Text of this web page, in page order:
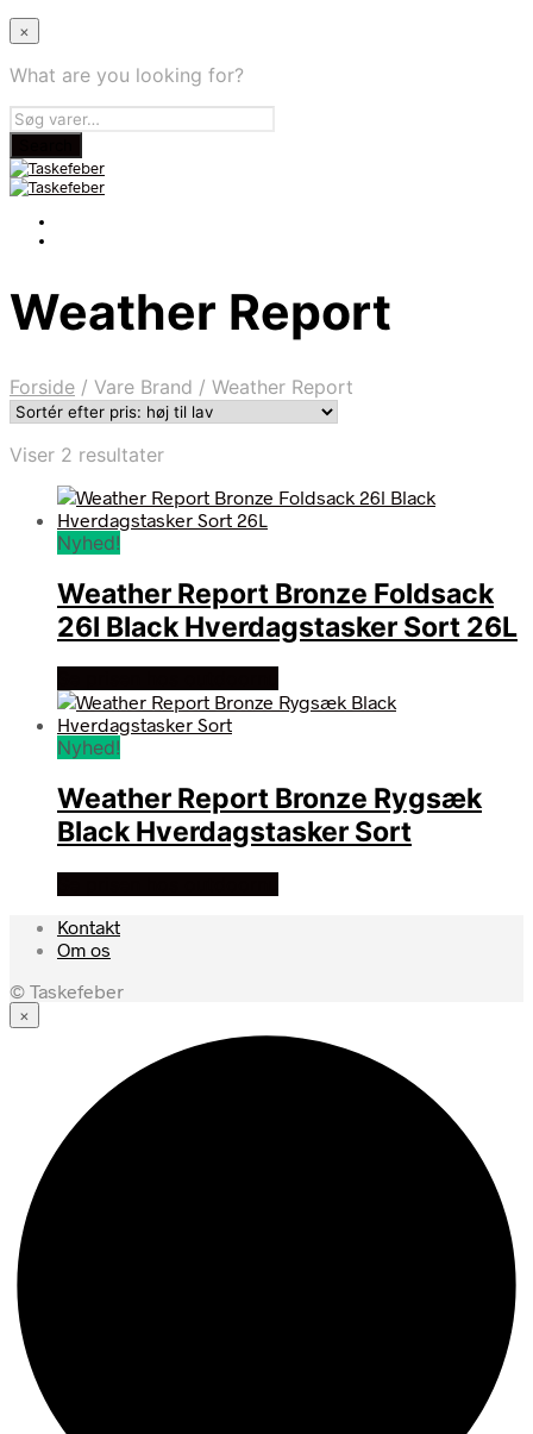
×
What are you looking for?
Weather Report
Forside / Vare Brand / Weather Report
Viser 2 resultaterSorteret
pris:
høj
Nyhed!
Weather Report Bronze Foldsack
26l Black Hverdagstasker Sort 26L
Nyhed!
Weather Report Bronze Rygsæk
Black Hverdagstasker Sort
Kontakt
Om os
© Taskefeber
×